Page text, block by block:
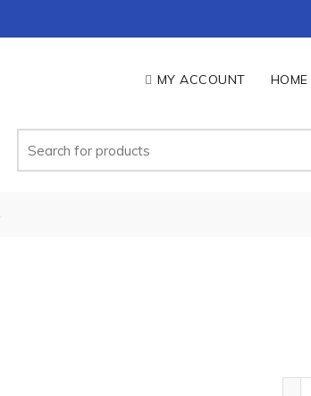
MY ACCOUNT HOME
Tìm
kiếm: